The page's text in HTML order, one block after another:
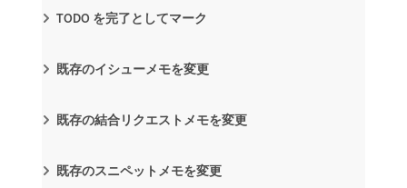
TODO を完了としてマーク
既存のイシューメモを変更
既存の結合リクエストメモを変更
既存のスニペットメモを変更